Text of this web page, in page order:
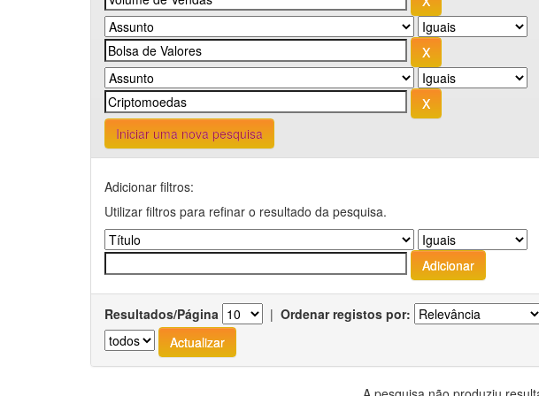
Iniciar uma nova pesquisa
Adicionar filtros:
Utilizar filtros para refinar o resultado da pesquisa.
Resultados/Página | Ordenar registos por: